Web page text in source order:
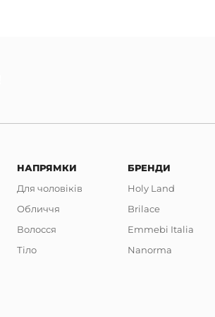
НАПРЯМКИ
Для чоловіків
Обличчя
Волосся
Тіло
БРЕНДИ
Holy Land
Brilace
Emmebi Italia
Nanorma